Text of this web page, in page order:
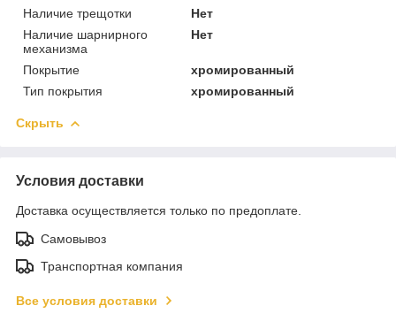
Наличие трещотки
Нет
Наличие шарнирного
механизма
Нет
Покрытие
хромированный
Тип покрытия
хромированный
Скрыть
Условия доставки
Доставка осуществляется только по предоплате.
Самовывоз
Транспортная компания
Все условия доставки